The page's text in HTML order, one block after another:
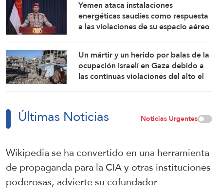
Yemen ataca instalaciones
energéticas saudíes como respuesta
a las violaciones de su espacio aéreo
Un mártir y un herido por balas de la
ocupación israelí en Gaza debido a
las continuas violaciones del alto el
Últimas Noticias Noticias Urgentes
Wikipedia se ha convertido en una herramienta
de propaganda para la CIA y otras instituciones
poderosas, advierte su cofundador